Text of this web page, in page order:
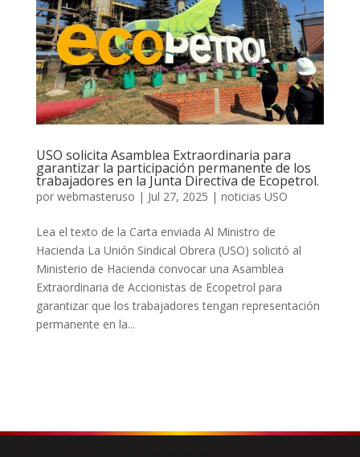
USO solicita Asamblea Extraordinaria para
garantizar la participación permanente de los
trabajadores en la Junta Directiva de Ecopetrol.
por webmasteruso | Jul 27, 2025 | noticias USO
Lea el texto de la Carta enviada Al Ministro de
Hacienda La Unión Sindical Obrera (USO) solicitó al
Ministerio de Hacienda convocar una Asamblea
Extraordinaria de Accionistas de Ecopetrol para
garantizar que los trabajadores tengan representación
permanente en la...